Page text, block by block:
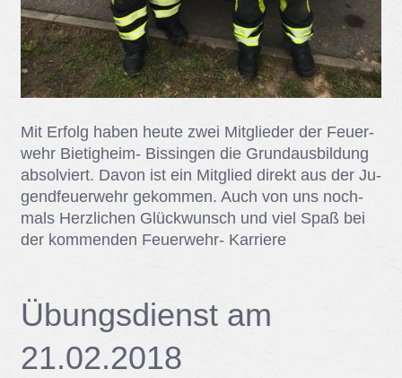
Mit Er­folg ha­ben heu­te zwei Mit­glie­der der Feu­er­
wehr Bie­tig­heim- Bis­sin­gen die Grund­aus­bil­dung
ab­sol­viert. Da­von ist ein Mit­glied di­rekt aus der Ju­
gend­feu­er­wehr ge­kom­men. Auch von uns noch­
mals Herz­li­chen Glück­wunsch und viel Spaß bei
der kom­men­den Feu­er­wehr- Kar­rie­re
Übungs­dienst am
21.02.2018